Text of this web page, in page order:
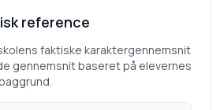
reference
faktiske karaktergennemsnit
gennemsnit baseret på elevernes